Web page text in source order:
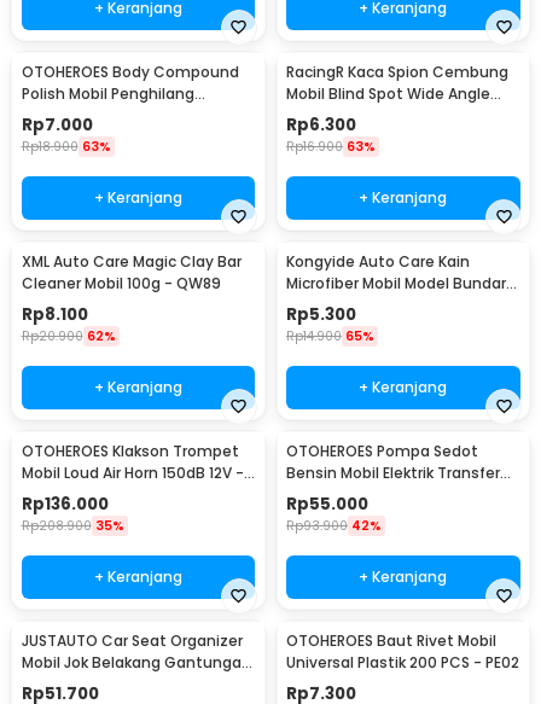
+ Keranjang + Keranjang
OTOHEROES Body Compound
Polish Mobil Penghilang
Goresan 15g with Spons - YYC-
508
Rp7.000
Rp18.900 63%
+ Keranjang
RacingR Kaca Spion Cembung
Mobil Blind Spot Wide Angle
50mm 2 Pcs - J0027
Rp6.300
Rp16.900 63%
+ Keranjang
XML Auto Care Magic Clay Bar
Cleaner Mobil 100g - QW89
Rp8.100
Rp20.900 62%
+ Keranjang
Kongyide Auto Care Kain
Microfiber Mobil Model Bundar -
L-20
Rp5.300
Rp14.900 65%
+ Keranjang
OTOHEROES Klakson Trompet
Mobil Loud Air Horn 150dB 12V -
JD4001
Rp136.000
Rp208.900 35%
+ Keranjang
OTOHEROES Pompa Sedot
Bensin Mobil Elektrik Transfer
Pump 38mm DC 12V - CT-14
Rp55.000
Rp93.900 42%
+ Keranjang
JUSTAUTO Car Seat Organizer
Mobil Jok Belakang Gantungan
Barang Tisu - Z-354
Rp51.700
OTOHEROES Baut Rivet Mobil
Universal Plastik 200 PCS - PE02
Rp7.300